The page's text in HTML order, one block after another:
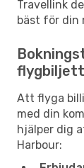
Travellink
bäst för din
Att flyga
med din
hjälper dig
Harbour: